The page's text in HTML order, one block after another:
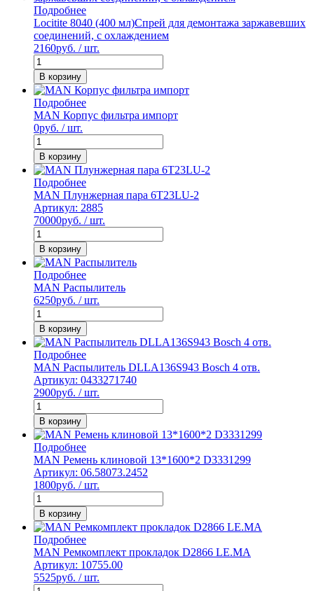
Подробнее
Locitite 8040 (400 мл)Спрей для демонтажа заржавевших
соединений, с охлаждением
2160руб. / шт.
В корзину
Подробнее
MAN Корпус фильтра импорт
0руб. / шт.
В корзину
Подробнее
MAN Плунжерная пара 6T23LU-2
Артикул: 2885
70000руб. / шт.
В корзину
Подробнее
MAN Распылитель
6250руб. / шт.
В корзину
Подробнее
MAN Распылитель DLLA136S943 Bosch 4 отв.
Артикул: 0433271740
2900руб. / шт.
В корзину
Подробнее
MAN Ремень клиновой 13*1600*2 D3331299
Артикул: 06.58073.2452
1800руб. / шт.
В корзину
Подробнее
MAN Ремкомплект прокладок D2866 LE.MA
Артикул: 10755.00
5525руб. / шт.